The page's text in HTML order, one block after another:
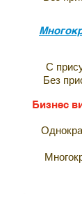
С
Без
Бизнес
Анкета и